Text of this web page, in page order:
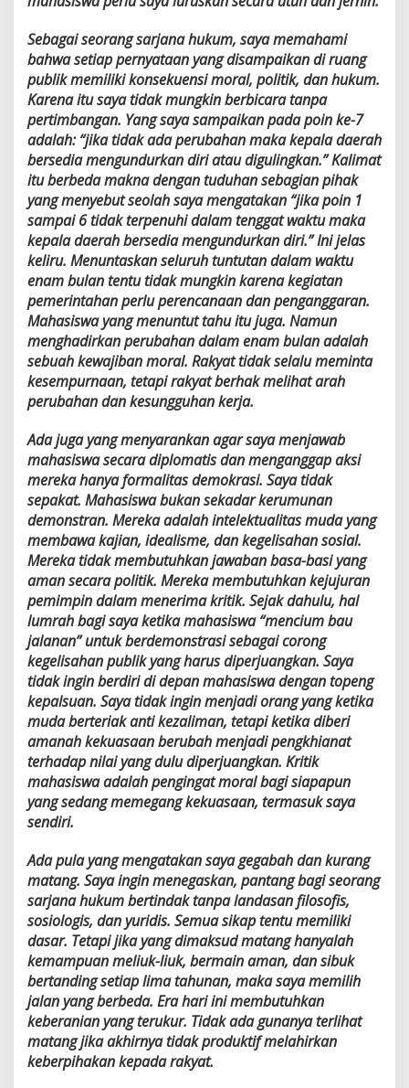
Sebagai seorang sarjana hukum, saya memahami
bahwa setiap pernyataan yang disampaikan di ruang
publik memiliki konsekuensi moral, politik, dan hukum.
Karena itu saya tidak mungkin berbicara tanpa
pertimbangan. Yang saya sampaikan pada poin ke-7
adalah: “jika tidak ada perubahan maka kepala daerah
bersedia mengundurkan diri atau digulingkan.” Kalimat
itu berbeda makna dengan tuduhan sebagian pihak
yang menyebut seolah saya mengatakan “jika poin 1
sampai 6 tidak terpenuhi dalam tenggat waktu maka
kepala daerah bersedia mengundurkan diri.” Ini jelas
keliru. Menuntaskan seluruh tuntutan dalam waktu
enam bulan tentu tidak mungkin karena kegiatan
pemerintahan perlu perencanaan dan penganggaran.
Mahasiswa yang menuntut tahu itu juga. Namun
menghadirkan perubahan dalam enam bulan adalah
sebuah kewajiban moral. Rakyat tidak selalu meminta
kesempurnaan, tetapi rakyat berhak melihat arah
perubahan dan kesungguhan kerja.
Ada juga yang menyarankan agar saya menjawab
mahasiswa secara diplomatis dan menganggap aksi
mereka hanya formalitas demokrasi. Saya tidak
sepakat. Mahasiswa bukan sekadar kerumunan
demonstran. Mereka adalah intelektualitas muda yang
membawa kajian, idealisme, dan kegelisahan sosial.
Mereka tidak membutuhkan jawaban basa-basi yang
aman secara politik. Mereka membutuhkan kejujuran
pemimpin dalam menerima kritik. Sejak dahulu, hal
lumrah bagi saya ketika mahasiswa “mencium bau
jalanan” untuk berdemonstrasi sebagai corong
kegelisahan publik yang harus diperjuangkan. Saya
tidak ingin berdiri di depan mahasiswa dengan topeng
kepalsuan. Saya tidak ingin menjadi orang yang ketika
muda berteriak anti kezaliman, tetapi ketika diberi
amanah kekuasaan berubah menjadi pengkhianat
terhadap nilai yang dulu diperjuangkan. Kritik
mahasiswa adalah pengingat moral bagi siapapun
yang sedang memegang kekuasaan, termasuk saya
sendiri.
Ada pula yang mengatakan saya gegabah dan kurang
matang. Saya ingin menegaskan, pantang bagi seorang
sarjana hukum bertindak tanpa landasan filosofis,
sosiologis, dan yuridis. Semua sikap tentu memiliki
dasar. Tetapi jika yang dimaksud matang hanyalah
kemampuan meliuk-liuk, bermain aman, dan sibuk
bertanding setiap lima tahunan, maka saya memilih
jalan yang berbeda. Era hari ini membutuhkan
keberanian yang terukur. Tidak ada gunanya terlihat
matang jika akhirnya tidak produktif melahirkan
keberpihakan kepada rakyat.